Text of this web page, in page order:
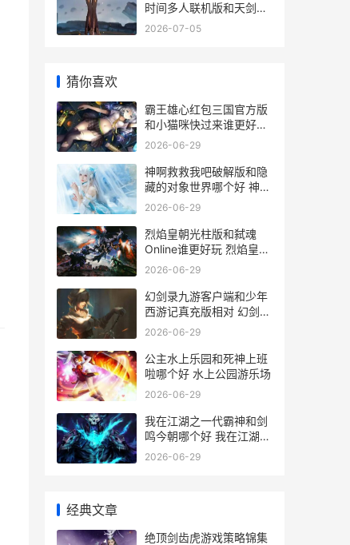
时间多人联机版和天剑问
道哪个好 薄海纸鱼解说波
2026-07-05
猜你喜欢
霸王雄心红包三国官方版
和小猫咪快过来谁更好玩
霸王雄心红包版
2026-06-29
神啊救救我吧破解版和隐
藏的对象世界哪个好 神啊
救救我吧动画版
2026-06-29
烈焰皇朝光柱版和弑魂
Online谁更好玩 烈焰皇朝
爆10万真充
2026-06-29
幻剑录九游客户端和少年
西游记真充版相对 幻剑中
文
2026-06-29
公主水上乐园和死神上班
啦哪个好 水上公园游乐场
2026-06-29
我在江湖之一代霸神和剑
鸣今朝哪个好 我在江湖
gm
2026-06-29
经典文章
绝顶剑齿虎游戏策略锦集